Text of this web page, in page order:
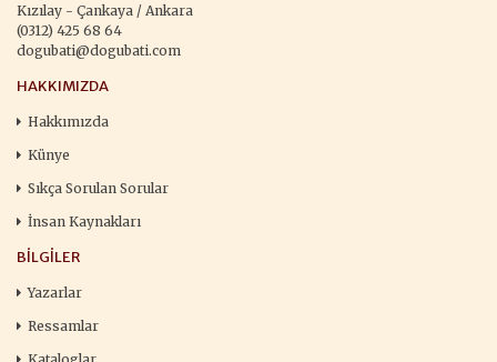
Kızılay - Çankaya / Ankara
(0312) 425 68 64
dogubati@dogubati.com
HAKKIMIZDA
Hakkımızda
Künye
Sıkça Sorulan Sorular
İnsan Kaynakları
BILGILER
Yazarlar
Ressamlar